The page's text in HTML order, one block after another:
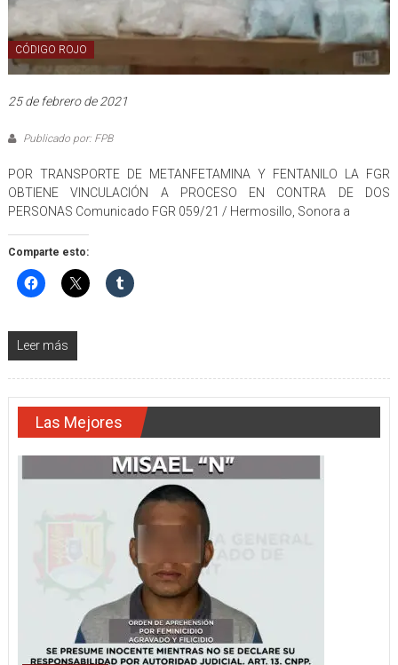
CÓDIGO ROJO
25 de febrero de 2021
Publicado por: FPB
POR TRANSPORTE DE METANFETAMINA Y FENTANILO LA FGR
OBTIENE VINCULACIÓN A PROCESO EN CONTRA DE DOS
PERSONAS Comunicado FGR 059/21 / Hermosillo, Sonora a
Comparte esto:
Leer más
Las Mejores